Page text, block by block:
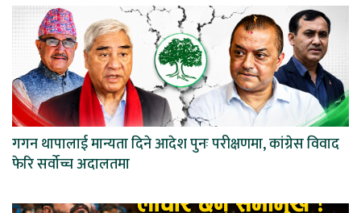
गगन थापालाई मान्यता दिने आदेश पुनः परीक्षणमा, कांग्रेस विवाद
फेरि सर्वोच्च अदालतमा